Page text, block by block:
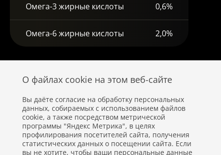
Омега-3 жирные кислоты 0,6%
Омега-6 жирные кислоты 2,0%
О файлах cookie на этом веб-сайте
Вы даёте согласие на обработку персональных
данных, собираемых с использованием файлов
cookie, а также посредством метрической
программы "Яндекс Метрика", в целях
профилирования посетителей сайта, получения
статистических данных о посещении сайта. Если
вы не хотите, чтобы ваши персональные данные